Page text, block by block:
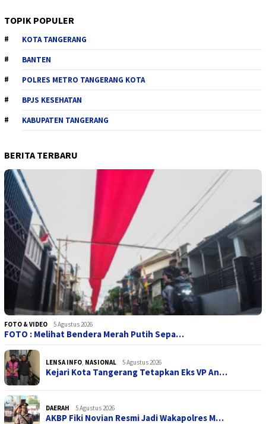
TOPIK POPULER
KOTA TANGERANG
BANTEN
POLRES METRO TANGERANG KOTA
BPJS KESEHATAN
KABUPATEN TANGERANG
BERITA TERBARU
FOTO & VIDEO 5 Agustus 2026
FOTO : Melihat Bendera Merah Putih Sepa…
LENSA INFO NASIONAL 5 Agustus 2026
Kejari Kota Tangerang Tetapkan Eks VP An…
DAERAH 5 Agustus 2026
AKBP Fiki Novian Resmi Jadi Wakapolres M…